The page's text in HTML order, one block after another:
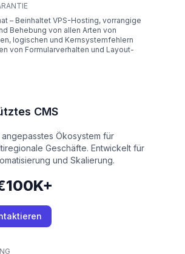
– Beinhaltet VPS-Hosting, vorrangige
Behebung von allen Arten von
logischen und Kernsystemfehlern
von Formularverhalten und Layout-
CMS
Ökosystem für
Geschäfte. Entwickelt für
und Skalierung.